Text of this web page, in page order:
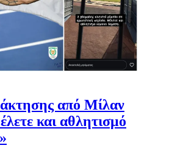
από Μίλαν
και αθλητισμό